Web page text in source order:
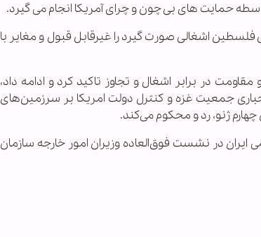
حمایت های بی چون و چرای آمریکا انجام می گیرد.
اشغالی صورت گیرد را غیرقابل قبول و مغایر با
در برابر اشغال و تجاوز تاکید کرد و ادامه داد،
جمعیت غزه و کنترل دولت امریکا بر سرزمین‌های‌
ژنو، رد و محکوم می‌کند.
در نشست فوق‌العاده وزیران امور خارجه سازمان